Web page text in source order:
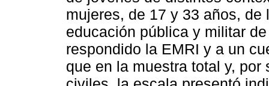
mujeres, de 17 y 33 años,
educación pública y militar
respondido la EMRI y a un
que en la muestra total y,